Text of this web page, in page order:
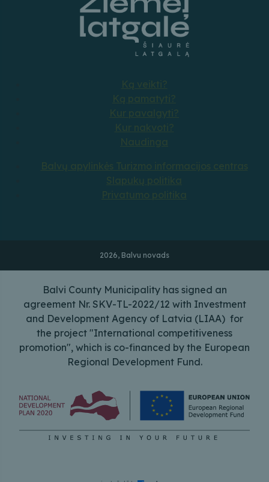
Ką veikti?
Ką pamatyti?
Kur pavalgyti?
Kur nakvoti?
Naudinga
Balvų apylinkės Turizmo informacijos centras
Slapukų politika
Privatumo politika
2026, Balvu novads
Balvi County Municipality has signed an
agreement Nr. SKV-TL-2022/12 with Investment
and Development Agency of Latvia (LIAA) for
the project "International competitiveness
promotion", which is co-financed by the European
Regional Development Fund.